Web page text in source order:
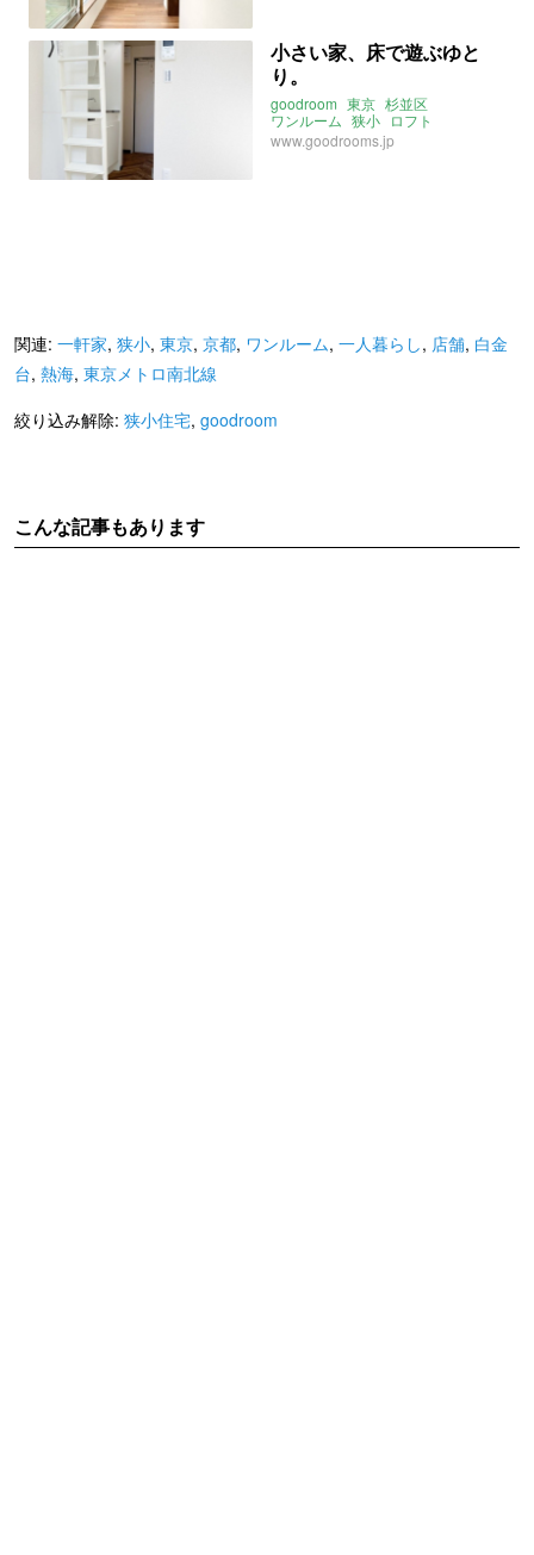
小さい家、床で遊ぶゆと
り。
goodroom 東京 杉並区
ワンルーム 狭小 ロフト
ヘリンボーン 畳 一人暮らし
狭小住宅
www.goodrooms.jp
関連: 一軒家, 狭小, 東京, 京都, ワンルーム, 一人暮らし, 店舗, 白金
台, 熱海, 東京メトロ南北線
絞り込み解除: 狭小住宅, goodroom
こんな記事もあります